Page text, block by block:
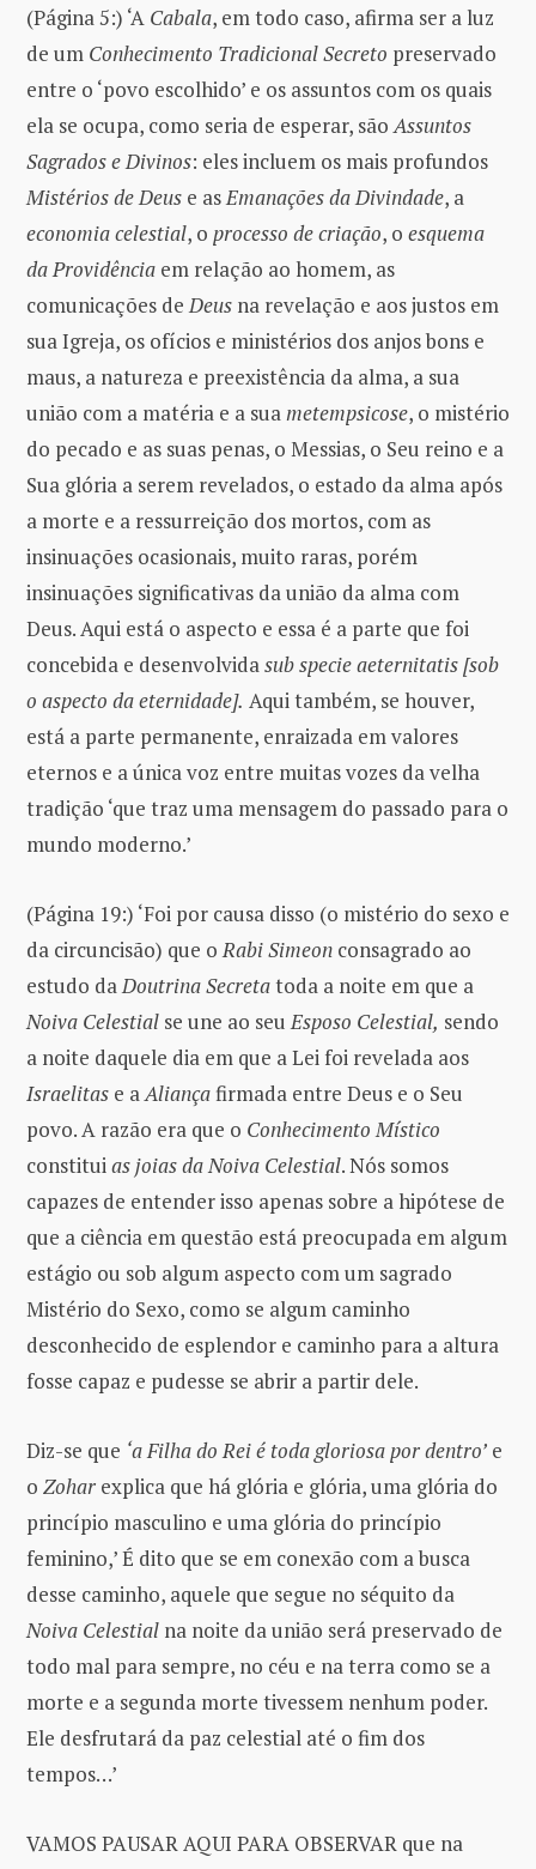
(Página 5:) ‘A Cabala, em todo caso, afirma ser a luz
de um Conhecimento Tradicional Secreto preservado
entre o ‘povo escolhido’ e os assuntos com os quais
ela se ocupa, como seria de esperar, sãoAssuntos
Sagrados e Divinos: eles incluem os mais profundos
Mistérios de Deus e asEmanações da Divindade, a
economia celestial, o processo de criação, o esquema
da Providência em relação ao homem, as
comunicações deDeus na revelação e aos justos em
sua Igreja, os ofícios e ministérios dos anjos bons e
maus, a natureza e preexistência da alma, a sua
união com a matéria e a suametempsicose, o mistério
do pecado e as suas penas, o Messias, o Seu reino e a
Sua glória a serem revelados, o estado da alma após
a morte e a ressurreição dos mortos, com as
insinuações ocasionais, muito raras, porém
insinuações significativas da união da alma com
Deus. Aqui está o aspecto e essa é a parte que foi
concebida e desenvolvidasub specie aeternitatis[sob
o aspecto da eternidade]. Aqui também, se houver,
está a parte permanente, enraizada em valores
eternos e a única voz entre muitas vozes da velha
tradição ‘que traz uma mensagem do passado para o
mundo moderno.’
(Página 19:) ‘Foi por causa disso (o mistério do sexo e
da circuncisão) que oRabi Simeon consagrado ao
estudo daDoutrina Secretatoda a noite em que a
Noiva Celestial se une ao seuEsposo Celestial, sendo
a noite daquele dia em que a Lei foi revelada aos
Israelitas e aAliançafirmada entre Deus e o Seu
povo. A razão era que o Conhecimento Místico
constituias joias da Noiva Celestial. Nós somos
capazes de entender isso apenas sobre a hipótese de
que a ciência em questão está preocupada em algum
estágio ou sob algum aspecto com um sagrado
Mistério do Sexo, como se algum caminho
desconhecido de esplendor e caminho para a altura
fosse capaz e pudesse se abrir a partir dele.
Diz-se que ‘a Filha do Rei é toda gloriosa por dentro’ e
o Zohar explica que há glória e glória, uma glória do
princípio masculino e uma glória do princípio
feminino,’ É dito que se em conexão com a busca
desse caminho, aquele que segue no séquito da
Noiva Celestial na noite da união será preservado de
todo mal para sempre, no céu e na terra como se a
morte e a segunda morte tivessem nenhum poder.
Ele desfrutará da paz celestial até o fim dos
tempos…’
VAMOS PAUSAR AQUI PARA OBSERVAR que na